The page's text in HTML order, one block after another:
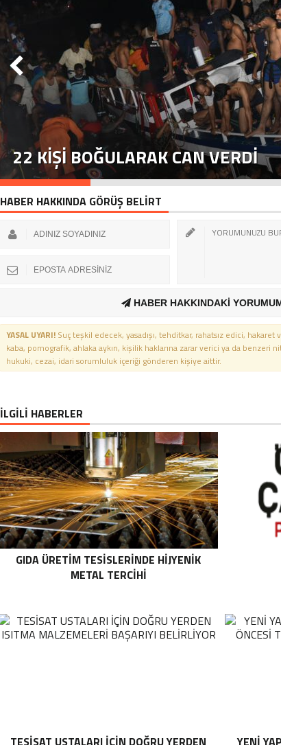
22 KIŞI BOĞULARAK CAN VERDI
HABER HAKKINDA GÖRÜŞ BELİRT
HABER HAKKINDAKİ
YASAL UYARI! Suç teşkil edecek, yasadışı, tehditkar, rahatsız edici, hakaret
kaba, pornografik, ahlaka aykırı, kişilik haklarına zarar verici ya da
hukuki, cezai, idari sorumluluk içeriği gönderen kişiye aittir.
İLGİLİ HABERLER
GIDA ÜRETIM TESISLERINDE HIJYENIK
METAL TERCIHI
TESISAT USTALARI İÇIN DOĞRU YERDEN YENI